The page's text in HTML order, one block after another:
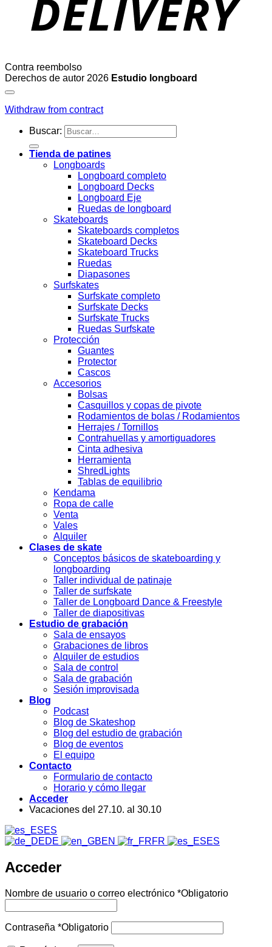
Contra reembolso
Derechos de autor 2026 Estudio longboard
Withdraw from contract
Buscar:
Tienda de patines
Longboards
Longboard completo
Longboard Decks
Longboard Eje
Ruedas de longboard
Skateboards
Skateboards completos
Skateboard Decks
Skateboard Trucks
Ruedas
Diapasones
Surfskates
Surfskate completo
Surfskate Decks
Surfskate Trucks
Ruedas Surfskate
Protección
Guantes
Protector
Cascos
Accesorios
Bolsas
Casquillos y copas de pivote
Rodamientos de bolas / Rodamientos
Herrajes / Tornillos
Contrahuellas y amortiguadores
Cinta adhesiva
Herramienta
ShredLights
Tablas de equilibrio
Kendama
Ropa de calle
Venta
Vales
Alquiler
Clases de skate
Conceptos básicos de skateboarding y
longboarding
Taller individual de patinaje
Taller de surfskate
Taller de Longboard Dance & Freestyle
Taller de diapositivas
Estudio de grabación
Sala de ensayos
Grabaciones de libros
Alquiler de estudios
Sala de control
Sala de grabación
Sesión improvisada
Blog
Podcast
Blog de Skateshop
Blog del estudio de grabación
Blog de eventos
El equipo
Contacto
Formulario de contacto
Horario y cómo llegar
Acceder
Vacaciones del 27.10. al 30.10
ES
DE
EN FR ES
Acceder
Nombre de usuario o correo electrónico *Obligatorio
Contraseña *Obligatorio